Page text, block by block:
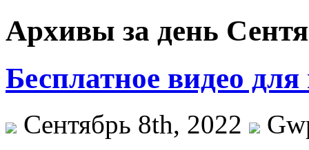
Архивы за день
Бесплатное видео
Сентябрь 8th, 2022